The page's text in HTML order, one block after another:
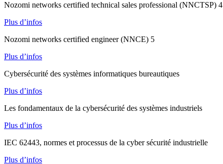
Nozomi networks certified technical sales professional (NNCTSP) 4
Plus d’infos
Nozomi networks certified engineer (NNCE) 5
Plus d’infos
Cybersécurité des systèmes informatiques bureautiques
Plus d’infos
Les fondamentaux de la cybersécurité des systèmes industriels
Plus d’infos
IEC 62443, normes et processus de la cyber sécurité industrielle
Plus d’infos